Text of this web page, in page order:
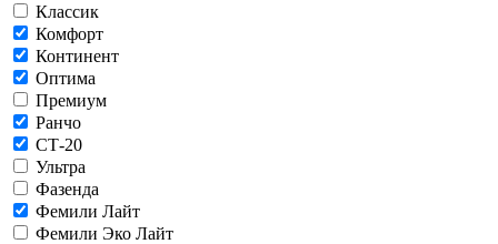
Классик
Комфорт
Континент
Оптима
Премиум
Ранчо
СТ-20
Ультра
Фазенда
Фемили Лайт
Фемили Эко Лайт